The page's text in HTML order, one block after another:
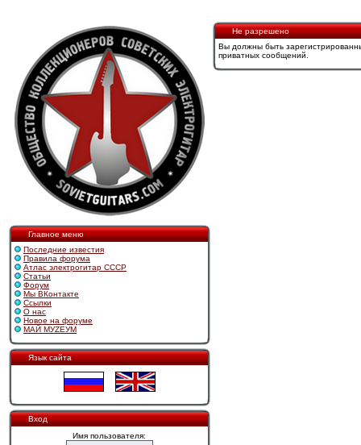
Главное меню
Последние известия
Правила форума
Атлас электрогитар СССР
Статьи
Форум
Мы ВКонтакте
Ссылки
О нас
Новое на форуме
МАЙ МУZЕУМ
Язык сайта
Вход
Имя пользователя:
Не разрешено
Вы должны быть
приватных сообщений.